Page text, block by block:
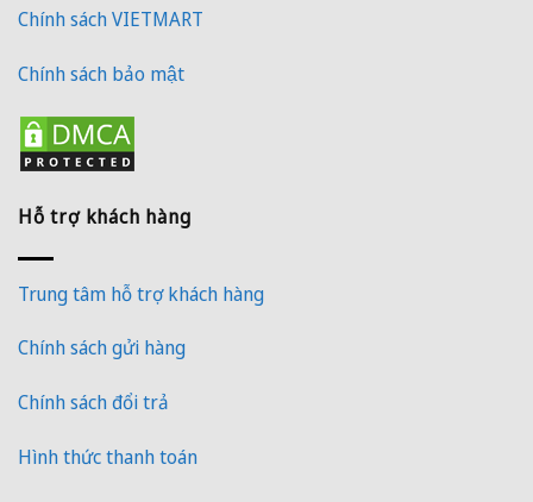
Chính sách VIETMART
Chính sách bảo mật
Hỗ trợ khách hàng
Trung tâm hỗ trợ khách hàng
Chính sách gửi hàng
Chính sách đổi trả
Hình thức thanh toán